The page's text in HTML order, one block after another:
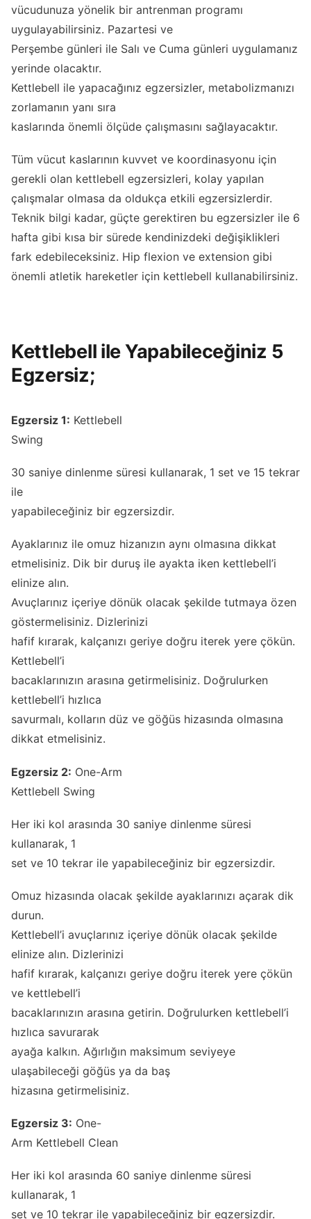
vücudunuza yönelik bir antrenman programı
uygulayabilirsiniz. Pazartesi ve
Perşembe günleri ile Salı ve Cuma günleri uygulamanız
yerinde olacaktır.
Kettlebell ile yapacağınız egzersizler, metabolizmanızı
zorlamanın yanı sıra
kaslarında önemli ölçüde çalışmasını sağlayacaktır.
Tüm vücut kaslarının kuvvet ve koordinasyonu için
gerekli olan kettlebell egzersizleri, kolay yapılan
çalışmalar olmasa da oldukça etkili egzersizlerdir.
Teknik bilgi kadar, güçte gerektiren bu egzersizler ile 6
hafta gibi kısa bir sürede kendinizdeki değişiklikleri
fark edebileceksiniz. Hip flexion ve extension gibi
önemli atletik hareketler için kettlebell kullanabilirsiniz.
Kettlebell ile Yapabileceğiniz 5
Egzersiz;
Egzersiz 1: Kettlebell
Swing
30 saniye dinlenme süresi kullanarak, 1 set ve 15 tekrar
ile
yapabileceğiniz bir egzersizdir.
Ayaklarınız ile omuz hizanızın aynı olmasına dikkat
etmelisiniz. Dik bir duruş ile ayakta iken kettlebell’i
elinize alın.
Avuçlarınız içeriye dönük olacak şekilde tutmaya özen
göstermelisiniz. Dizlerinizi
hafif kırarak, kalçanızı geriye doğru iterek yere çökün.
Kettlebell’i
bacaklarınızın arasına getirmelisiniz. Doğrulurken
kettlebell’i hızlıca
savurmalı, kolların düz ve göğüs hizasında olmasına
dikkat etmelisiniz.
Egzersiz 2: One-Arm
Kettlebell Swing
Her iki kol arasında 30 saniye dinlenme süresi
kullanarak, 1
set ve 10 tekrar ile yapabileceğiniz bir egzersizdir.
Omuz hizasında olacak şekilde ayaklarınızı açarak dik
durun.
Kettlebell’i avuçlarınız içeriye dönük olacak şekilde
elinize alın. Dizlerinizi
hafif kırarak, kalçanızı geriye doğru iterek yere çökün
ve kettlebell’i
bacaklarınızın arasına getirin. Doğrulurken kettlebell’i
hızlıca savurarak
ayağa kalkın. Ağırlığın maksimum seviyeye
ulaşabileceği göğüs ya da baş
hizasına getirmelisiniz.
Egzersiz 3: One-
Arm Kettlebell Clean
Her iki kol arasında 60 saniye dinlenme süresi
kullanarak, 1
set ve 10 tekrar ile yapabileceğiniz bir egzersizdir.